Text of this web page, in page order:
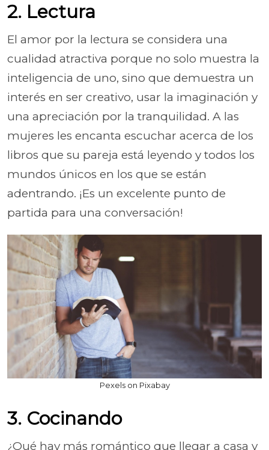
2. Lectura
El amor por la lectura se considera una
cualidad atractiva porque no solo muestra la
inteligencia de uno, sino que demuestra un
interés en ser creativo, usar la imaginación y
una apreciación por la tranquilidad. A las
mujeres les encanta escuchar acerca de los
libros que su pareja está leyendo y todos los
mundos únicos en los que se están
adentrando. ¡Es un excelente punto de
partida para una conversación!
Pexels on Pixabay
3. Cocinando
¿Qué hay más romántico que llegar a casa y